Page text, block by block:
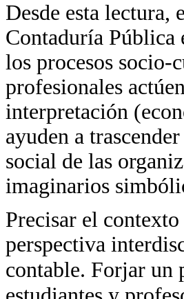
Desde esta lectura,
Contaduría Pública
los procesos socio-
profesionales
interpretación
ayuden a
social de las
imaginarios
Precisar el
perspectiva
contable. Forjar un